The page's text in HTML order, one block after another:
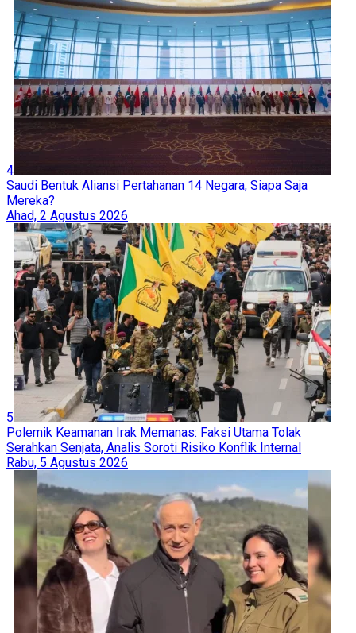
4
Saudi Bentuk Aliansi Pertahanan 14 Negara, Siapa Saja
Mereka?
Ahad, 2 Agustus 2026
5
Polemik Keamanan Irak Memanas: Faksi Utama Tolak
Serahkan Senjata, Analis Soroti Risiko Konflik Internal
Rabu, 5 Agustus 2026